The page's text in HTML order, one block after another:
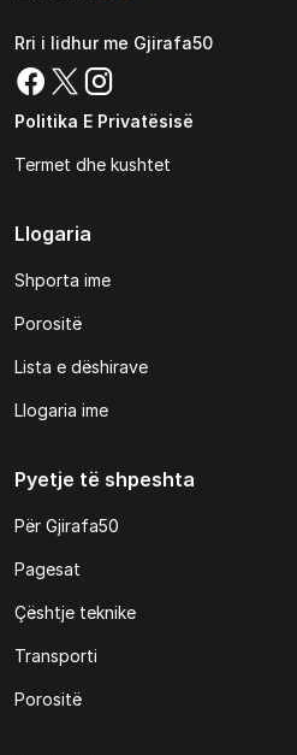
Rri i lidhur me Gjirafa50
Politika E Privatësisë
Termet dhe kushtet
Llogaria
Shporta ime
Porositë
Lista e dëshirave
Llogaria ime
Pyetje të shpeshta
Për Gjirafa50
Pagesat
Çështje teknike
Transporti
Porositë